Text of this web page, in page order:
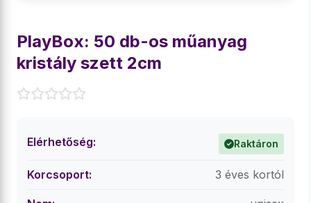
PlayBox: 50 db-os műanyag
kristály szett 2cm
Elérhetőség: Raktáron
Korcsoport: 3 éves kortól